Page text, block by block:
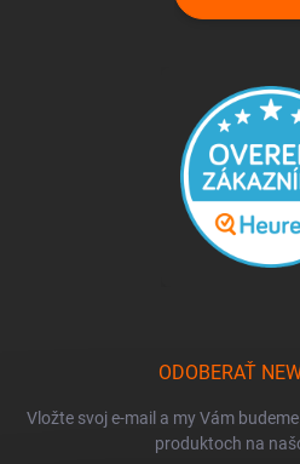
ODOBERAŤ
Vložte svoj e-mail a my Vám
produktoch na